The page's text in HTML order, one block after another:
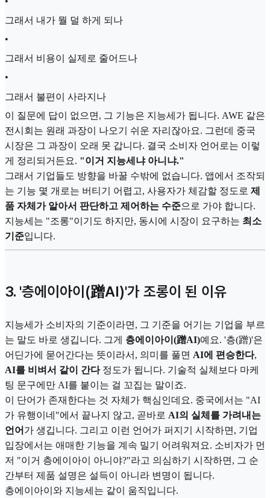
그래서 내가 뭘 덜 하게 되나
•
그래서 비용이 실제로 줄어드나
•
그래서 불편이 사라지나
이 질문에 답이 없으면, 그 기능은 지능세가 됩니다. AWE 같은
전시회는 원래 과장이 나오기 쉬운 자리잖아요. 그런데 중국
시장은 그 과장이 오래 못 갑니다. 결국 소비자 언어로는 이렇
게 정리되거든요. "이거 지능세냐 아니냐."
그래서 기업들도 방향을 바꿀 수밖에 없습니다. 앱에서 조작되
는 기능 몇 개로는 버티기 어렵고, 사용자가 체감할 정도로 제
품 자체가 알아서 판단하고 제어하는 수준으로 가야 합니다.
지능세는 "조롱"이기도 하지만, 동시에 시장이 요구하는 최소
기준입니다.
3. '층에이아이(蹭AI)'가 조롱이 된 이유
지능세가 소비자의 기준이라면, 그 기준을 어기는 기업을 부르
는 말도 바로 생깁니다. 그게 층에이아이(蹭AI)예요. '층(蹭)'은
어딘가에 묻어간다는 뜻이라서, 의미를 풀면 AI에 편승한다,
AI를 비벼서 같이 간다정도가 됩니다. 기술적 실체보다 마케
팅 문구에만 AI를 붙이는 걸 꼬집는 말이죠.
이 단어가 존재한다는 것 자체가 핵심인데요. 중국에서는 "AI
가 유행이네"에서 끝나지 않고, 곧바로 AI의 실체를 가려내는
언어 가 생깁니다. 그리고 이런 언어가 퍼지기 시작하면, 기업
입장에서는 애매한 기능을 계속 밀기 어려워져요. 소비자가 먼
저 "이거 층에이아이 아니야?"라고 의심하기 시작하면, 그 순
간부터 제품 설명은 설득이 아니라 변명이 됩니다.
층에이아이와 지능세는 같이 움직입니다.